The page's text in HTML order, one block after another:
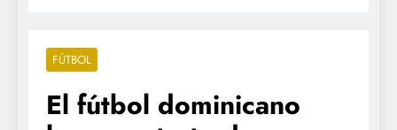
FÚTBOL
El fútbol dominicano